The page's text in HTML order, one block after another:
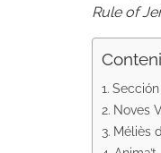
Rule of
Noves
Méliès